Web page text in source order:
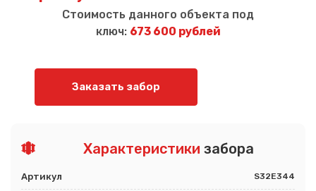
Стоимость данного объекта под
ключ: 673 600 рублей
Заказать забор
Характеристики забора
Артикул S32E344